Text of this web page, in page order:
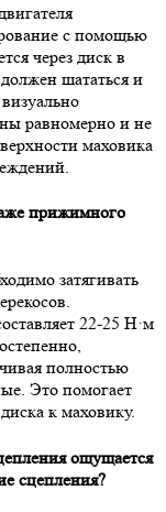
с помощью
через диск в
шататься и
равномерно и не
маховика
прижимного
затягивать
22-25 Н·м
полностью
Это помогает
к маховику.
ощущается
сцепления?